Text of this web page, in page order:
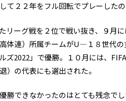
て２２年をフル回転でプレーしたの
リーグ戦を２位で戦い抜き、９月
体連）所属チームがU―１８世代
ズ2022」で優勝。１０月には、
）の代表にも選出された。
優勝できなかったのはとても残念で